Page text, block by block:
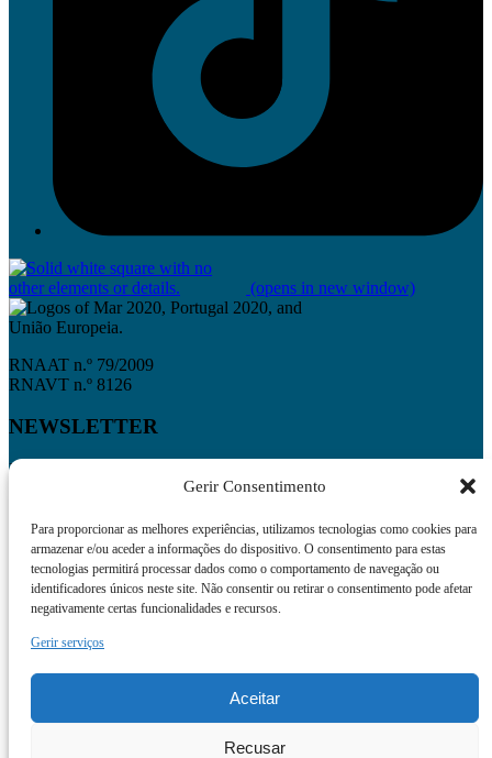
Gerir Consentimento
Para proporcionar as melhores experiências, utilizamos tecnologias como cookies para
armazenar e/ou aceder a informações do dispositivo. O consentimento para estas
tecnologias permitirá processar dados como o comportamento de navegação ou
identificadores únicos neste site. Não consentir ou retirar o consentimento pode afetar
negativamente certas funcionalidades e recursos.
Gerir serviços
Aceitar
Recusar
(opens in new window)
RNAAT n.º 79/2009
RNAVT n.º 8126
NEWSLETTER
Inscreva-se na nossa newsletter e mantenha-se atualizado